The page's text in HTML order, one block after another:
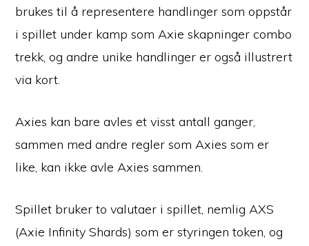
brukes til å representere handlinger som oppstår
i spillet under kamp som Axie skapninger combo
trekk, og andre unike handlinger er også illustrert
via kort.
Axies kan bare avles et visst antall ganger,
sammen med andre regler som Axies som er
like, kan ikke avle Axies sammen.
Spillet bruker to valutaer i spillet, nemlig AXS
(Axie Infinity Shards) som er styringen token, og